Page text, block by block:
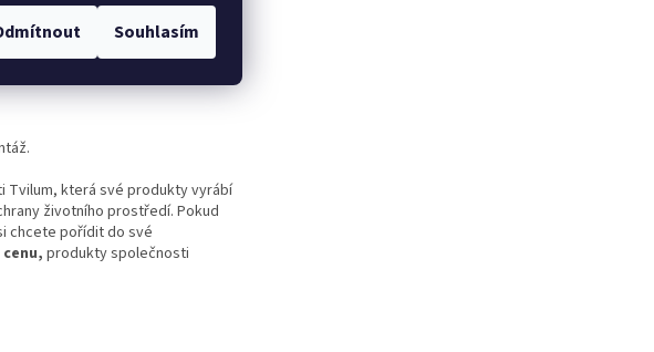
Souhlasím
Tvilum, která své produkty vyrábí
životního prostředí. Pokud
chcete pořídit do své
produkty společnosti